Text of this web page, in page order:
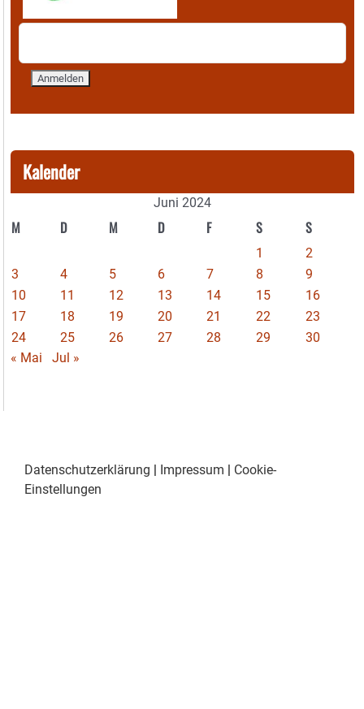
Kalender
Juni 2024
M D M D F S S
1
2
3
4 5 6 7 8
9
10
11 12 13 14 15
16
17
18 19 20 21 22
23
24
25 26 27 28 29
30
« Mai
Jul »
Datenschutzerklärung | Impressum | Cookie-
Einstellungen